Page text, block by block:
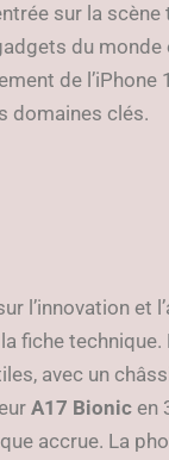
sur la
du
de
domaines clés.
l’innovation et
fiche
avec un
A17 Bionic en
accrue. La